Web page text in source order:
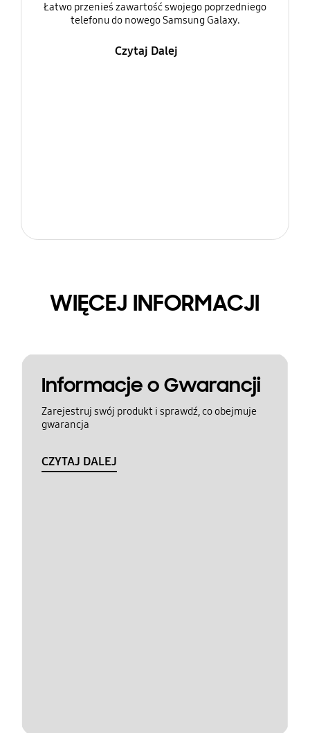
Łatwo przenieś zawartość swojego poprzedniego
telefonu do nowego Samsung Galaxy.
Czytaj Dalej
WIĘCEJ INFORMACJI
Informacje o Gwarancji
Zarejestruj swój produkt i sprawdź, co obejmuje
gwarancja
CZYTAJ DALEJ